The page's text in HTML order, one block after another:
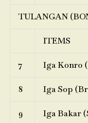
TULANGAN
ITEMS
7 Iga Konro
8 Iga Sop
9 Iga Bakar